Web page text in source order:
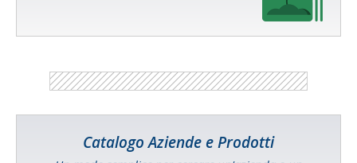
Catalogo Aziende e Prodotti